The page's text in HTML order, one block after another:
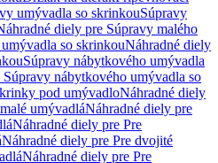
umývadla so skrinkouSúpravy
diely pre Súpravy malého
so skrinkouNáhradné diely
Súpravy nábytkového umývadla
nábytkového umývadla so
pod umývadloNáhradné diely
umývadláNáhradné diely pre
Náhradné diely pre Pre
Náhradné diely pre Pre dvojité
Náhradné diely pre Pre